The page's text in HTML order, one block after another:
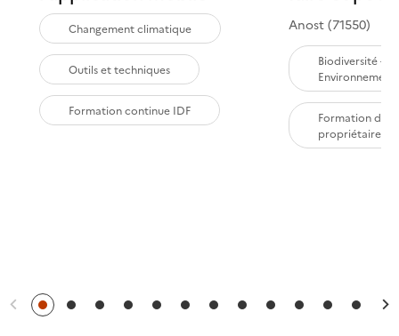
Changement climatique
Outils et techniques
Formation continue IDF
Anost (71550)
Biodiversité -
Environnement
Formation des
propriétaires